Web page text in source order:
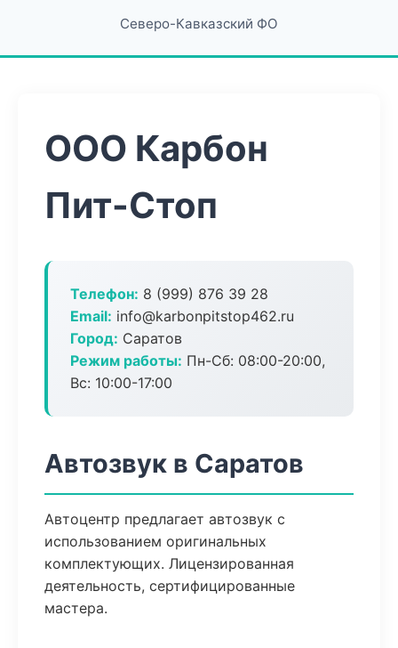
Северо-Кавказский ФО
ООО Карбон
Пит-Стоп
Телефон: 8 (999) 876 39 28
Email: info@karbonpitstop462.ru
Город: Саратов
Режим работы: Пн-Сб: 08:00-20:00,
Вс: 10:00-17:00
Автозвук в Саратов
Автоцентр предлагает автозвук с
использованием оригинальных
комплектующих. Лицензированная
деятельность, сертифицированные
мастера.